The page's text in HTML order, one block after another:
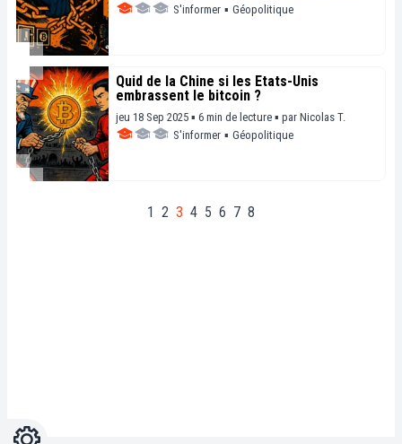
S'informer ▪ Géopolitique
Quid de la Chine si les États-Unis
embrassent le bitcoin ?
jeu 18 Sep 2025 ▪ 6 min de lecture ▪ par Nicolas T.
S'informer ▪ Géopolitique
1 2 3 4 5 6 7 8
Réglages